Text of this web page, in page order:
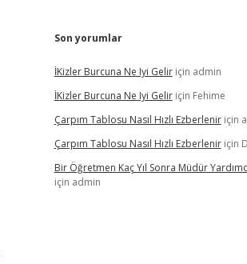
Son yorumlar
İKizler Burcuna Ne Iyi Geliriçin admin
İKizler Burcuna Ne Iyi Geliriçin Fehime
Çarpım Tablosu Nasıl Hızlı Ezberleniriçin
Çarpım Tablosu Nasıl Hızlı Ezberleniriçin
Bir Öğretmen Kaç Yıl Sonra Müdür
için admin